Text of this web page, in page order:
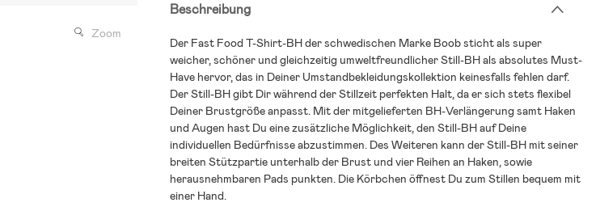
Zoom
Beschreibung
Der Fast Food T-Shirt-BH der schwedischen Marke Boob sticht als super
weicher, schöner und gleichzeitig umweltfreundlicher Still-BH als absolutes Must-
Have hervor, das in Deiner Umstandbekleidungskollektion keinesfalls fehlen darf.
Der Still-BH gibt Dir während der Stillzeit perfekten Halt, da er sich stets flexibel
Deiner Brustgröße anpasst. Mit der mitgelieferten BH-Verlängerung samt Haken
und Augen hast Du eine zusätzliche Möglichkeit, den Still-BH auf Deine
individuellen Bedürfnisse abzustimmen. Des Weiteren kann der Still-BH mit seiner
breiten Stützpartie unterhalb der Brust und vier Reihen an Haken, sowie
herausnehmbaren Pads punkten. Die Körbchen öffnest Du zum Stillen bequem mit
einer Hand.